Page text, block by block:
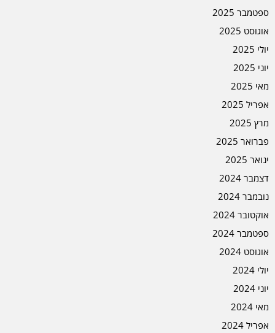
ספטמבר 2025
אוגוסט 2025
יולי 2025
יוני 2025
מאי 2025
אפריל 2025
מרץ 2025
פברואר 2025
ינואר 2025
דצמבר 2024
נובמבר 2024
אוקטובר 2024
ספטמבר 2024
אוגוסט 2024
יולי 2024
יוני 2024
מאי 2024
אפריל 2024